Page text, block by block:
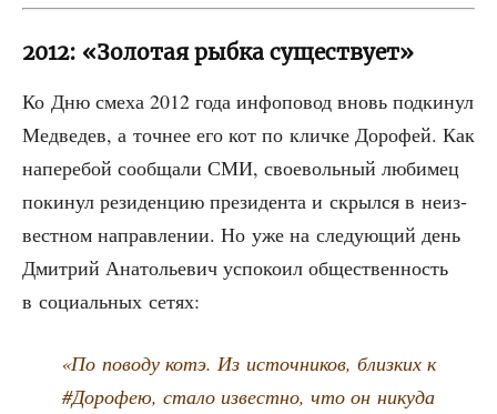
2012: «Золотая рыбка существует»
Ко Дню сме­ха 2012 года инфо­по­вод вновь под­ки­нул
Мед­ве­дев, а точ­нее его кот по клич­ке Доро­фей. Как
напе­ре­бой сооб­ща­ли СМИ, свое­воль­ный люби­мец
поки­нул рези­ден­цию пре­зи­ден­та и скрыл­ся в неиз­
вест­ном направ­ле­нии. Но уже на сле­ду­ю­щий день
Дмит­рий Ана­то­лье­вич успо­ко­ил обще­ствен­ность
в соци­аль­ных сетях:
«По пово­ду котэ. Из источ­ни­ков, близ­ких к
#Доро­фею, ста­ло извест­но, что он нику­да